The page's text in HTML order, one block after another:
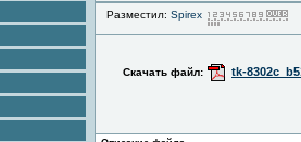
Разместил: Spirex
Скачать файл: tk-